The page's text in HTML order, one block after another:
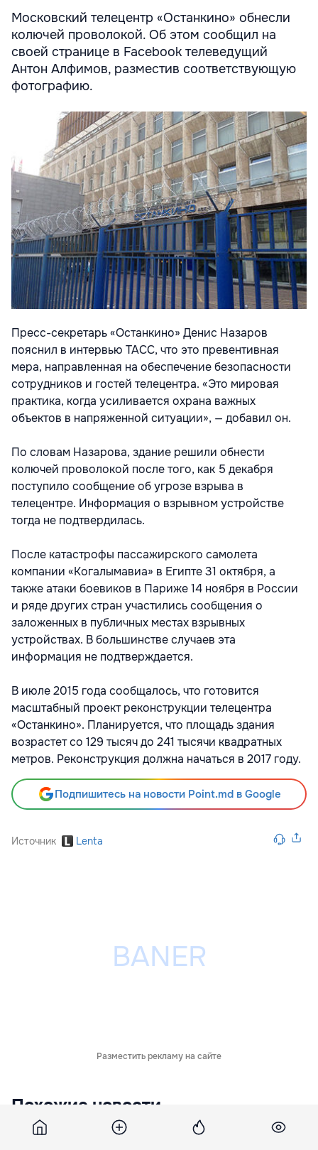
Московский телецентр «Останкино» обнесли
колючей проволокой. Об этом сообщил на
своей странице в Facebook телеведущий
Антон Алфимов, разместив соответствующую
фотографию.
Пресс-секретарь «Останкино» Денис Назаров
пояснил в интервью ТАСС, что это превентивная
мера, направленная на обеспечение безопасности
сотрудников и гостей телецентра. «Это мировая
практика, когда усиливается охрана важных
объектов в напряженной ситуации», — добавил он.
По словам Назарова, здание решили обнести
колючей проволокой после того, как 5 декабря
поступило сообщение об угрозе взрыва в
телецентре. Информация о взрывном устройстве
тогда не подтвердилась.
После катастрофы пассажирского самолета
компании «Когалымавиа» в Египте 31 октября, а
также атаки боевиков в Париже 14 ноября в России
и ряде других стран участились сообщения о
заложенных в публичных местах взрывных
устройствах. В большинстве случаев эта
информация не подтверждается.
В июле 2015 года сообщалось, что готовится
масштабный проект реконструкции телецентра
«Останкино». Планируется, что площадь здания
возрастет со 129 тысяч до 241 тысячи квадратных
метров. Реконструкция должна начаться в 2017 году.
Подпишитесь на новости Point.md в Google
Источник Lenta
Разместить рекламу на сайте
Похожие новости